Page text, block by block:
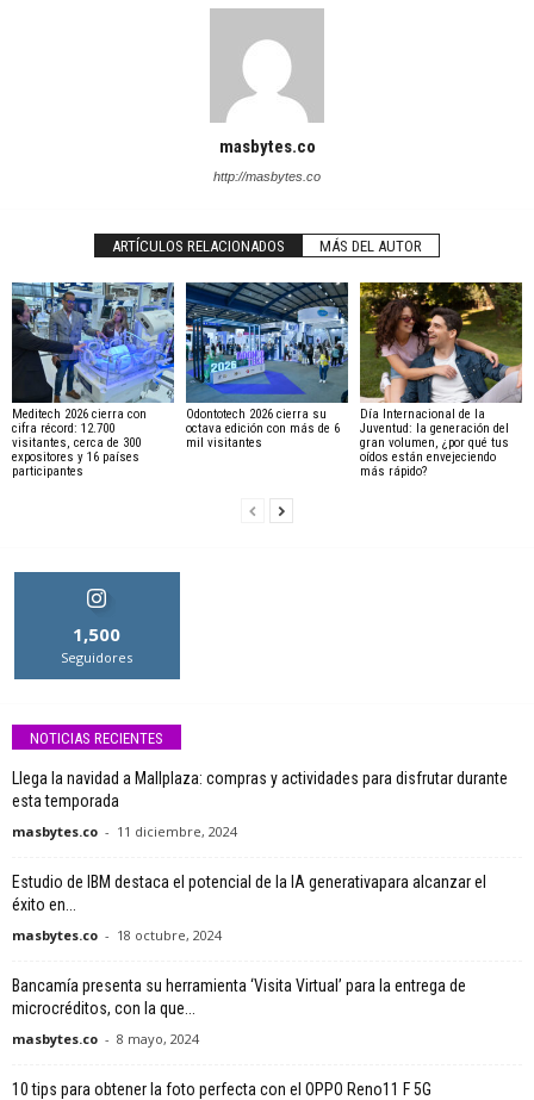
masbytes.co
http://masbytes.co
ARTÍCULOS RELACIONADOS MÁS DEL AUTOR
Meditech 2026 cierra con
cifra récord: 12.700
visitantes, cerca de 300
expositores y 16 países
participantes
Odontotech 2026 cierra su
octava edición con más de 6
mil visitantes
Día Internacional de la
Juventud: la generación del
gran volumen, ¿por qué tus
oídos están envejeciendo
más rápido?
1,500
Seguidores
NOTICIAS RECIENTES
Llega la navidad a Mallplaza: compras y actividades para disfrutar durante
esta temporada
masbytes.co - 11 diciembre, 2024
Estudio de IBM destaca el potencial de la IA generativapara alcanzar el
éxito en...
masbytes.co - 18 octubre, 2024
Bancamía presenta su herramienta ‘Visita Virtual’ para la entrega de
microcréditos, con la que...
masbytes.co - 8 mayo, 2024
10 tips para obtener la foto perfecta con el OPPO Reno11 F 5G